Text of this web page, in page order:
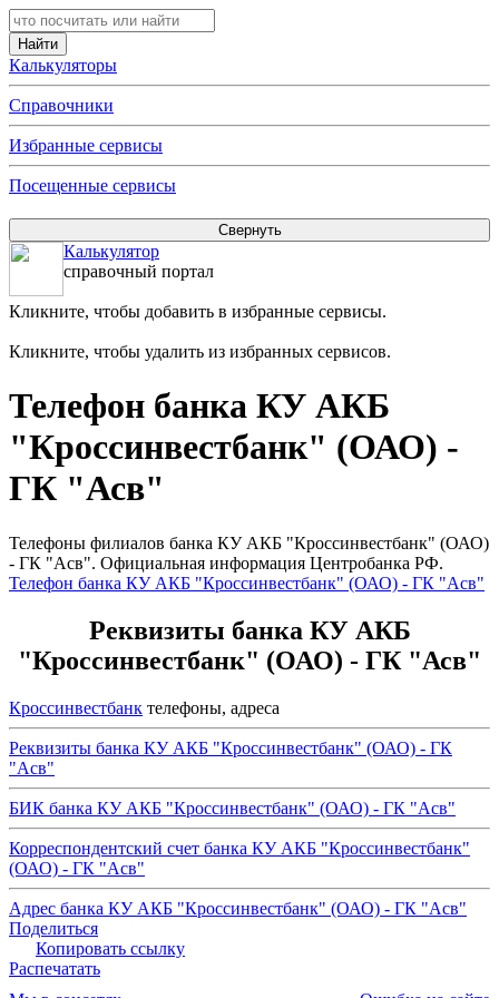
Калькуляторы
Справочники
Избранные сервисы
Посещенные сервисы
Калькулятор
справочный портал
Кликните, чтобы добавить в избранные сервисы.
Кликните, чтобы удалить из избранных сервисов.
Телефон банка КУ АКБ
"Кроссинвестбанк" (ОАО) -
ГК "Асв"
Телефоны филиалов банка КУ АКБ "Кроссинвестбанк" (ОАО)
- ГК "Асв". Официальная информация Центробанка РФ.
Телефон банка КУ АКБ "Кроссинвестбанк" (ОАО) - ГК "Асв"
Реквизиты банка КУ АКБ
"Кроссинвестбанк" (ОАО) - ГК "Асв"
Кроссинвестбанк телефоны, адреса
Реквизиты банка КУ АКБ "Кроссинвестбанк" (ОАО) - ГК
"Асв"
БИК банка КУ АКБ "Кроссинвестбанк" (ОАО) - ГК "Асв"
Корреспондентский счет банка КУ АКБ "Кроссинвестбанк"
(ОАО) - ГК "Асв"
Адрес банка КУ АКБ "Кроссинвестбанк" (ОАО) - ГК "Асв"
Поделиться
Копировать ссылку
Распечатать